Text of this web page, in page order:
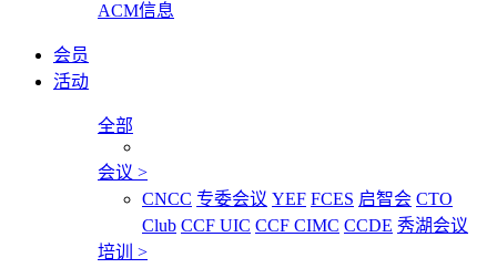
ACM信息
会员
活动
全部
会议 >
CNCC 专委会议 YEF FCES 启智会 CTO
Club CCF UIC CCF CIMC CCDE 秀湖会议
培训 >